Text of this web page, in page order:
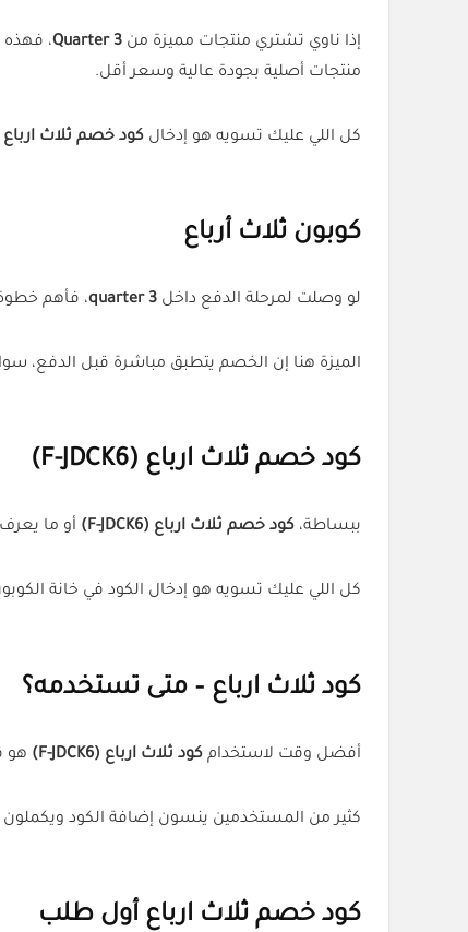
إذا ناوي تشتري منتجات مميزة من 3 Quarter ،
منتجات أصلية بجودة عالية وسعر أقل.
كل اللي عليك تسويه هو إدخال كود خصم ثلاث ارباع
كوبون ثلاث أرباع
لو وصلت لمرحلة الدفع داخل 3 quarter ، فأهم
الميزة هنا إن الخصم يتطبق مباشرة قبل الدفع،
كود خصم ثلاث ارباع (F-JDCK6)
ببساطة، كود خصم ثلاث ارباع (F-JDCK6) أو ما
كل اللي عليك تسويه هو إدخال الكود في خانة
كود ثلاث ارباع – متى تستخدمه؟
أفضل وقت لاستخدام كود ثلاث ارباع (F-JDCK6) هو
كثير من المستخدمين ينسون إضافة الكود
كود خصم ثلاث ارباع أول طلب